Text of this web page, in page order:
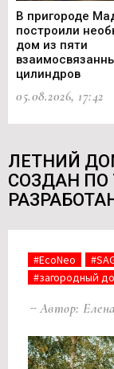
В пригороде
построили
дом из пяти
цилиндров
05.08.2026, 17:42
ЛЕТНИЙ
СОЗДАН ПО
#EcoNeo
#загородный
Автор: Елена